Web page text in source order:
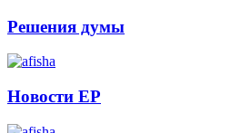
Решения думы
Новости ЕР